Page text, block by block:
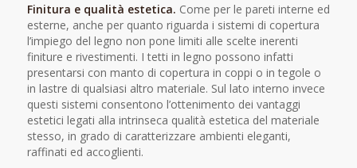
Finitura e qualità estetica. Come per le pareti interne ed
esterne, anche per quanto riguarda i sistemi di copertura
l’impiego del legno non pone limiti alle scelte inerenti
finiture e rivestimenti. I tetti in legno possono infatti
presentarsi con manto di copertura in coppi o in tegole o
in lastre di qualsiasi altro materiale. Sul lato interno invece
questi sistemi consentono l’ottenimento dei vantaggi
estetici legati alla intrinseca qualità estetica del materiale
stesso, in grado di caratterizzare ambienti eleganti,
raffinati ed accoglienti.